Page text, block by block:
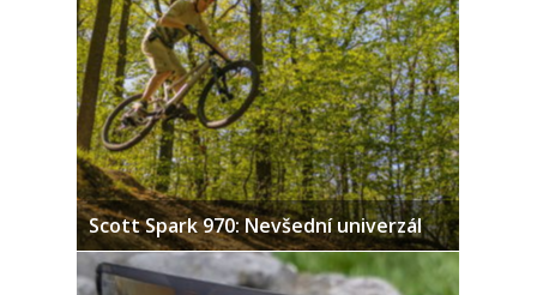
Scott Spark 970: Nevšední univerzál